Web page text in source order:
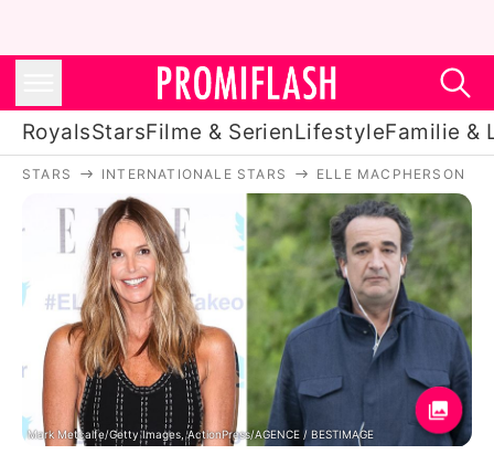
RoyalsStarsFilme & SerienLifestyleFamilie &
Royals
Stars
Filme & Serien
Lifestyle
Familie & Liebe
Promiflash Exklusiv
STARS INTERNATIONALE STARS ELLE MACPHERSON
Mark Metcalfe/Getty Images, ActionPress/AGENCE / BESTIMAGE